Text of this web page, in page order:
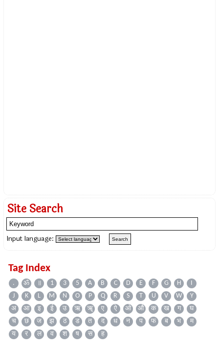
Site Search
Input language:
Tag Index
. ॐ ॥ 1 3 5 A B C D E F G H
I
J
K L M N O P Q R S T U V W
Y
अ
आ इ ई उ ऋ ॠ ए ऐ ओ औ क ख ग
घ
च
छ ज झ ठ ड त द ध न प फ ब भ
म
य
र ल व श ष स ह